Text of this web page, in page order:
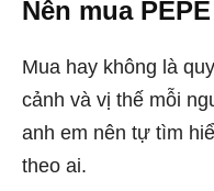
Nên mua
Mua hay không là
cảnh và vị thế mỗi
anh em nên tự tìm
theo ai.